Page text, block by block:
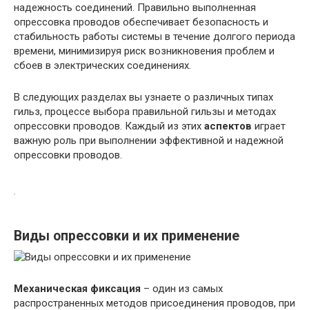
надежность соединений. Правильно выполненная
опрессовка проводов обеспечивает безопасность и
стабильность работы системы в течение долгого периода
времени, минимизируя риск возникновения проблем и
сбоев в электрических соединениях.
В следующих разделах вы узнаете о различных типах
гильз, процессе выбора правильной гильзы и методах
опрессовки проводов. Каждый из этих аспектов играет
важную роль при выполнении эффективной и надежной
опрессовки проводов.
Виды опрессовки и их применение
Механическая фиксация – один из самых
распространенных методов присоединения проводов, при